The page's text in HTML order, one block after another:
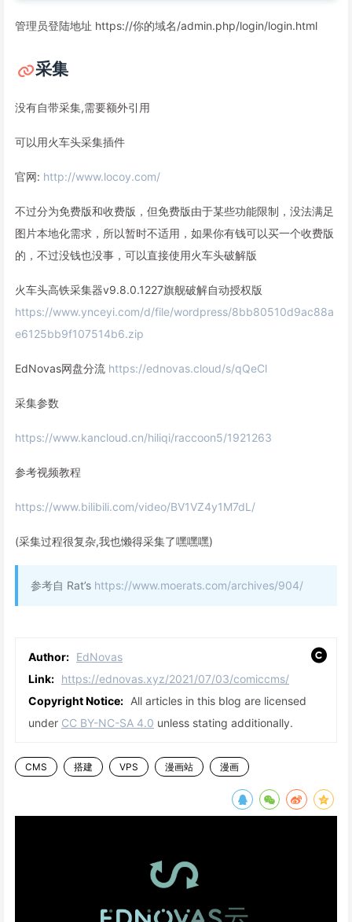
管理员登陆地址 https://你的域名/admin.php/login/login.html
采集
没有自带采集,需要额外引用
可以用火车头采集插件
官网: http://www.locoy.com/
不过分为免费版和收费版，但免费版由于某些功能限制，没法满足
图片本地化需求，所以暂时不适用，如果你有钱可以买一个收费版
的，不过没钱也没事，可以直接使用火车头破解版
火车头高铁采集器v9.8.0.1227旗舰破解自动授权版
https://www.ynceyi.com/d/file/wordpress/8bb80510d9ac88a
e6125bb9f107514b6.zip
EdNovas网盘分流 https://ednovas.cloud/s/qQeCl
采集参数
https://www.kancloud.cn/hiliqi/raccoon5/1921263
参考视频教程
https://www.bilibili.com/video/BV1VZ4y1M7dL/
(采集过程很复杂,我也懒得采集了嘿嘿嘿)
参考自 Rat’s https://www.moerats.com/archives/904/
Author: EdNovas
Link: https://ednovas.xyz/2021/07/03/comiccms/
Copyright Notice: All articles in this blog are licensed
under CC BY-NC-SA 4.0 unless stating additionally.
CMS 搭建 VPS 漫画站 漫画